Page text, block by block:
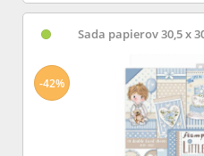
Sada papierov 30,5 x
-42%